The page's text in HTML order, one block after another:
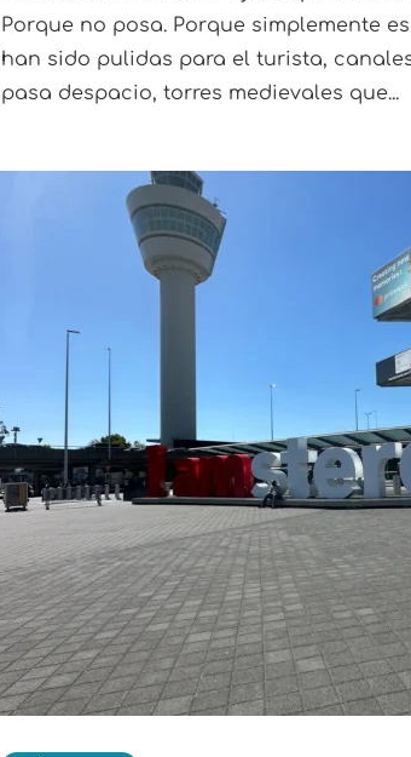
Porque no posa. Porque simplemente
han sido pulidas para el turista,
pasa despacio, torres medievales que...